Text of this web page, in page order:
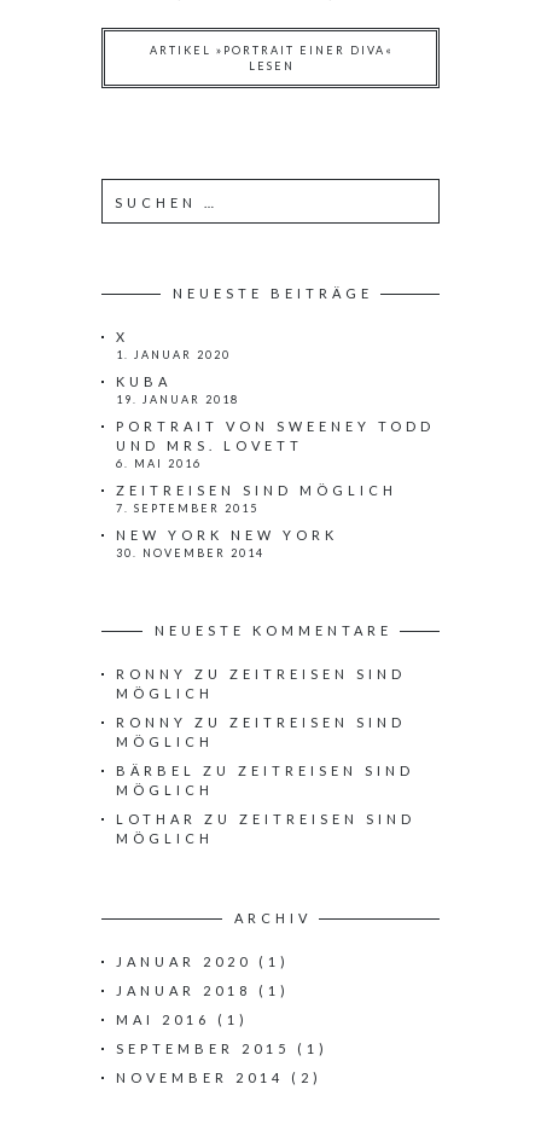
ARTIKEL »PORTRAIT EINER DIVA«
LESEN
NEUESTE BEITRÄGE
X
1. JANUAR 2020
KUBA
19. JANUAR 2018
PORTRAIT VON SWEENEY TODD
UND MRS. LOVETT
6. MAI 2016
ZEITREISEN SIND MÖGLICH
7. SEPTEMBER 2015
NEW YORK NEW YORK
30. NOVEMBER 2014
NEUESTE KOMMENTARE
RONNY ZU ZEITREISEN SIND
MÖGLICH
RONNY
ZU ZEITREISEN SIND
MÖGLICH
BÄRBEL
ZU ZEITREISEN SIND
MÖGLICH
LOTHAR
ZU ZEITREISEN SIND
MÖGLICH
ARCHIV
JANUAR 2020
(1)
JANUAR 2018
(1)
MAI 2016
(1)
SEPTEMBER 2015
(1)
NOVEMBER 2014
(2)